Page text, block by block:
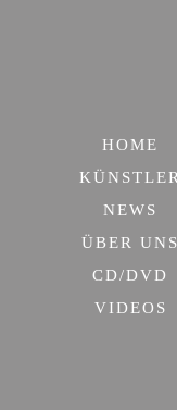
HOME
KÜNSTLER
NEWS
ÜBER UNS
CD/DVD
VIDEOS